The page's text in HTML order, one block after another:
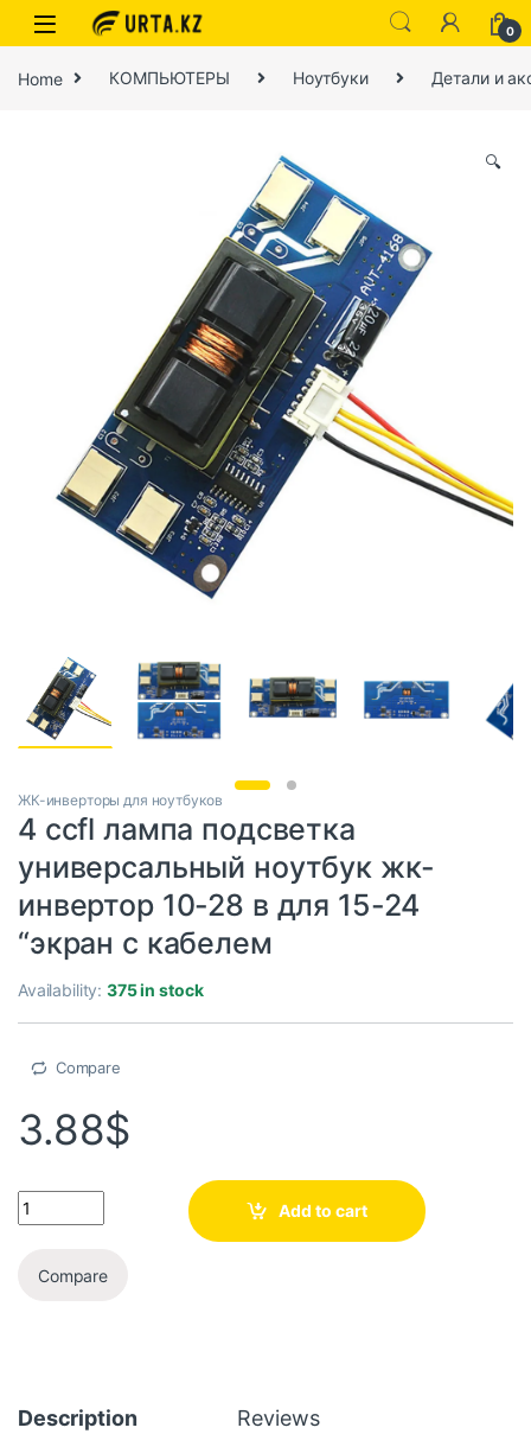
0
Home КОМПЬЮТЕРЫ Ноутбуки Детали и
🔍
ЖК-инверторы для ноутбуков
4 ccfl лампа подсветка
универсальный ноутбук жк-
инвертор 10-28 в для 15-24
“экран с кабелем
Availability:375 in stock
Compare
3.88$
Add to cart
Compare
Description Reviews